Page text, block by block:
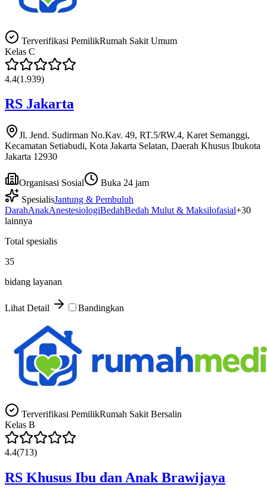
Terverifikasi PemilikRumah Sakit Umum
Kelas C
4.4(1.939)
RS Jakarta
Jl. Jend. Sudirman No.Kav. 49, RT.5/RW.4, Karet Semanggi,
Kecamatan Setiabudi, Kota Jakarta Selatan, Daerah Khusus Ibukota
Jakarta 12930
Organisasi Sosial
Buka 24 jam
SpesialisJantung & Pembuluh
DarahAnakAnestesiologiBedahBedah Mulut & Maksilofasial+30
lainnya
Total spesialis
35
bidang layanan
Lihat Detail Bandingkan
Terverifikasi PemilikRumah Sakit Bersalin
Kelas B
4.4(713)
RS Khusus Ibu dan Anak Brawijaya